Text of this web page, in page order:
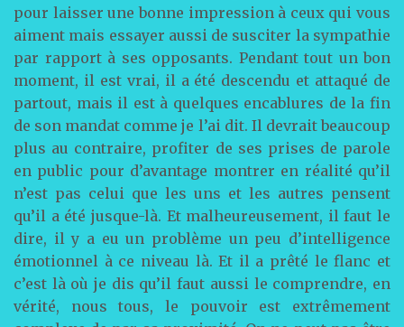
pour laisser une bonne impression à ceux qui vous
aiment mais essayer aussi de susciter la sympathie
par rapport à ses opposants. Pendant tout un bon
moment, il est vrai, il a été descendu et attaqué de
partout, mais il est à quelques encablures de la fin
de son mandat comme je l’ai dit. Il devrait beaucoup
plus au contraire, profiter de ses prises de parole
en public pour d’avantage montrer en réalité qu’il
n’est pas celui que les uns et les autres pensent
qu’il a été jusque-là. Et malheureusement, il faut le
dire, il y a eu un problème un peu d’intelligence
émotionnel à ce niveau là. Et il a prêté le flanc et
c’est là où je dis qu’il faut aussi le comprendre, en
vérité, nous tous, le pouvoir est extrêmement